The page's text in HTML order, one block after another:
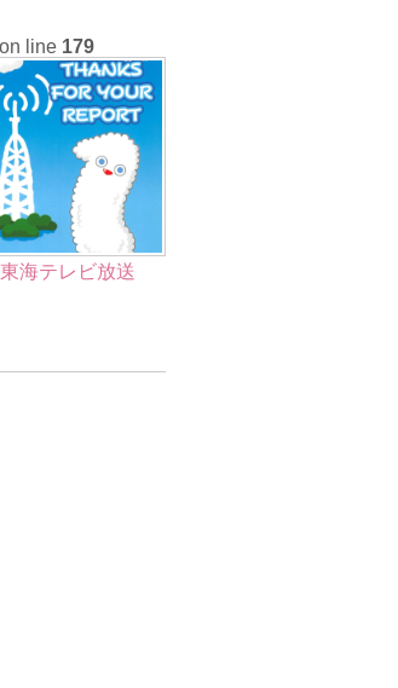
on line 179
東海テレビ放送